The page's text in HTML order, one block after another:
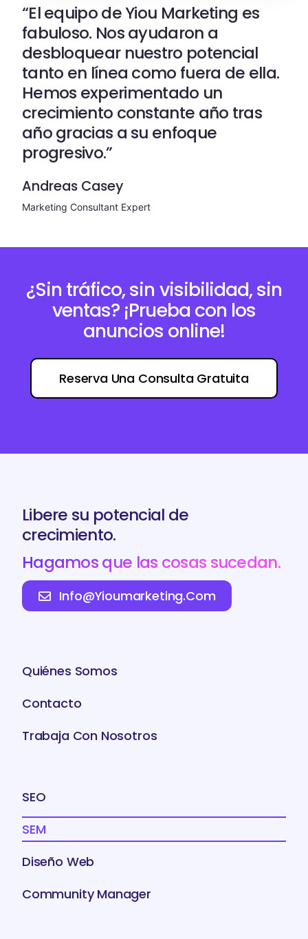
“El equipo de Yiou Marketing es
fabuloso. Nos ayudaron a
desbloquear nuestro potencial
tanto en línea como fuera de ella.
Hemos experimentado un
crecimiento constante año tras
año gracias a su enfoque
progresivo.”
Andreas Casey
Marketing Consultant Expert
¿Sin tráfico, sin visibilidad, sin
ventas? ¡Prueba con los
anuncios online!
Reserva Una Consulta Gratuita
Libere su potencial de
crecimiento.
Hagamos que las cosas sucedan.
Info@yioumarketing.com
Quiénes Somos
Contacto
Trabaja Con Nosotros
SEO
SEM
Diseño Web
Community Manager